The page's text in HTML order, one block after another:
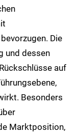
Die
und dessen
auf
Besonders
Marktposition,